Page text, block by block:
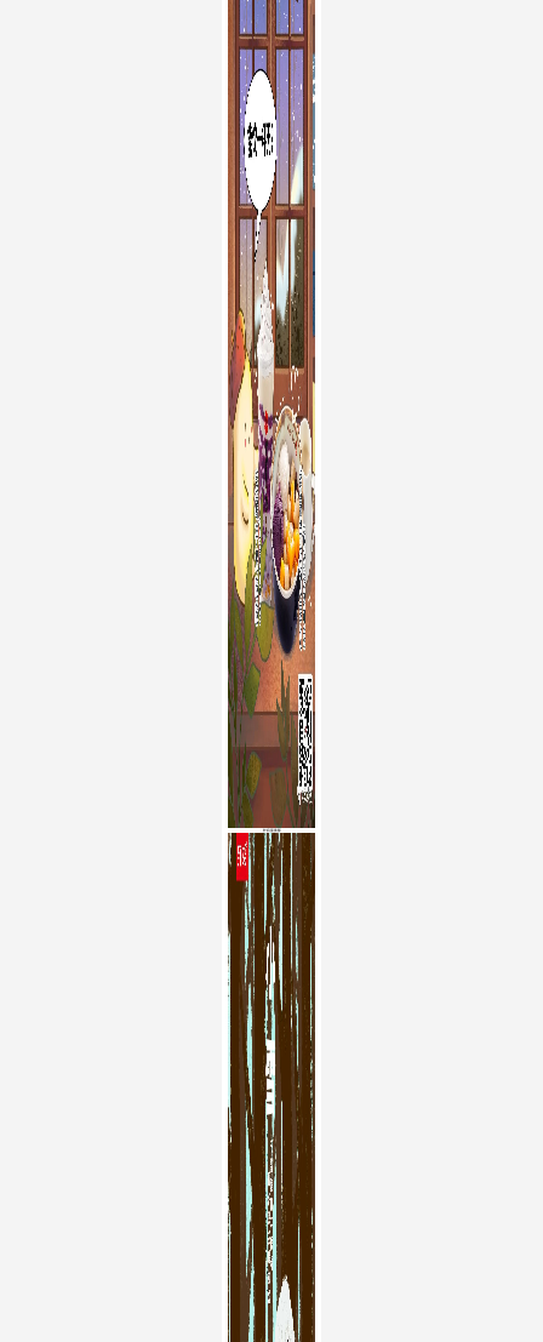
轩妈蛋黄酥